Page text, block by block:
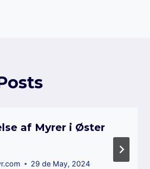
af Myrer i Øster
29 de May, 2024